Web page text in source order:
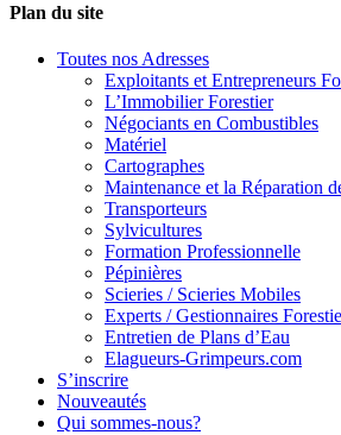
Plan du site
Toutes nos Adresses
Exploitants et Entrepreneurs
L’Immobilier Forestier
Négociants en Combustibles
Matériel
Cartographes
Maintenance et la Réparation
Transporteurs
Sylvicultures
Formation Professionnelle
Pépinières
Scieries / Scieries Mobiles
Experts / Gestionnaires
Entretien de Plans d’Eau
Elagueurs-Grimpeurs.com
S’inscrire
Nouveautés
Qui sommes-nous?